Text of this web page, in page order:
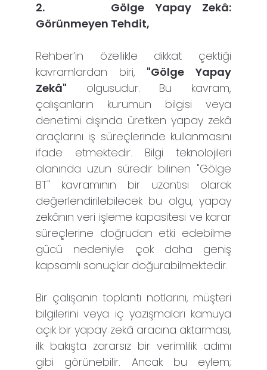
2. Gölge Yapay Zekâ:
Görünmeyen Tehdit,
Rehber’in özellikle dikkat çektiği
kavramlardan biri, "Gölge Yapay
Zekâ" olgusudur. Bu kavram,
çalışanların kurumun bilgisi veya
denetimi dışında üretken yapay zekâ
araçlarını iş süreçlerinde kullanmasını
ifade etmektedir. Bilgi teknolojileri
alanında uzun süredir bilinen "Gölge
BT" kavramının bir uzantısı olarak
değerlendirilebilecek bu olgu, yapay
zekânın veri işleme kapasitesi ve karar
süreçlerine doğrudan etki edebilme
gücü nedeniyle çok daha geniş
kapsamlı sonuçlar doğurabilmektedir.
Bir çalışanın toplantı notlarını, müşteri
bilgilerini veya iç yazışmaları kamuya
açık bir yapay zekâ aracına aktarması,
ilk bakışta zararsız bir verimlilik adımı
gibi görünebilir. Ancak bu eylem;